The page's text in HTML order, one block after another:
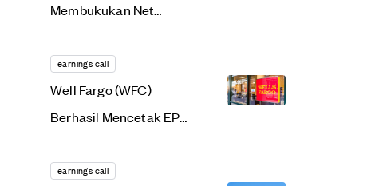
Membukukan Net
Sepanjang Sejarah!
earnings call
Well Fargo (WFC)
Berhasil Mencetak EPS
68,1% YoY
earnings call